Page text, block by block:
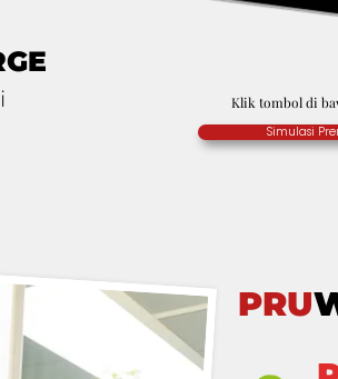
Klik tombol di
Simulasi
PRU